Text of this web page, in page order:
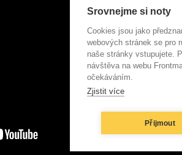
Srovnejme si noty
Cookies jsou jako
webových stránek se pro
naše stránky vstupujete.
návštěva na webu
očekáváním.
Zjistit více
Přijmout